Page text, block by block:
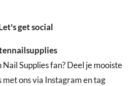
get social
Nail Supplies fan? Deel je mooiste
ons via Instagram en tag